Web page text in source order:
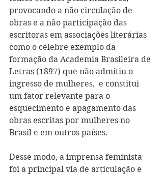
provocando a não circulação de
obras e a não participação das
escritoras em associações literárias
como o célebre exemplo da
formação da Academia Brasileira de
Letras (1897) que não admitiu o
ingresso de mulheres,  e constitui
um fator relevante para o
esquecimento e apagamento das
obras escritas por mulheres no
Brasil e em outros países.
Desse modo, a imprensa feminista
foi a principal via de articulação e